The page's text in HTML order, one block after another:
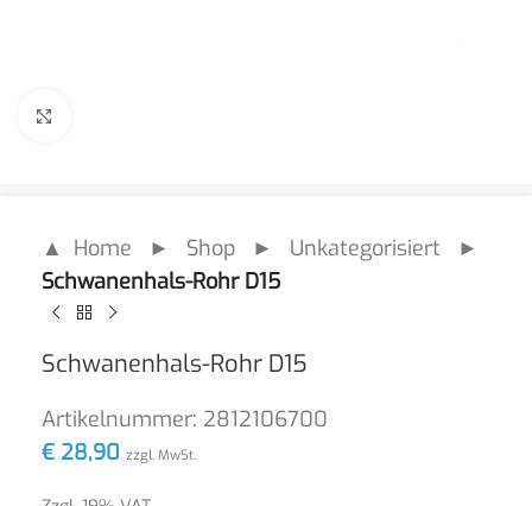
▲ Home ► Shop ► Unkategorisiert ►
Schwanenhals-Rohr D15
Schwanenhals-Rohr D15
Artikelnummer: 2812106700
€ 28,90 zzgl. MwSt.